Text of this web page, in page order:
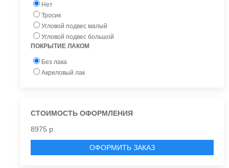
Нет
Тросик
Угловой подвес малый
Угловой подвес большой
ПОКРЫТИЕ ЛАКОМ
Без лака
Акриловый лак
СТОИМОСТЬ ОФОРМЛЕНИЯ
8975 р.
ОФОРМИТЬ ЗАКАЗ